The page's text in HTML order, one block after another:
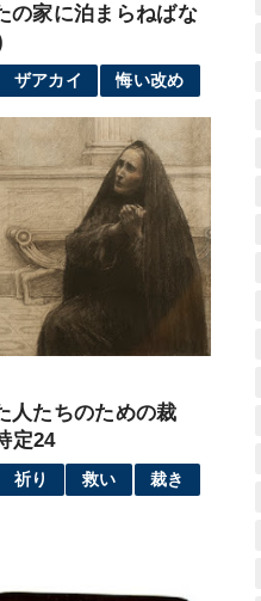
家に泊まらねばな
ザアカイ 悔い改め
たちのための裁
定24
祈り 救い 裁き